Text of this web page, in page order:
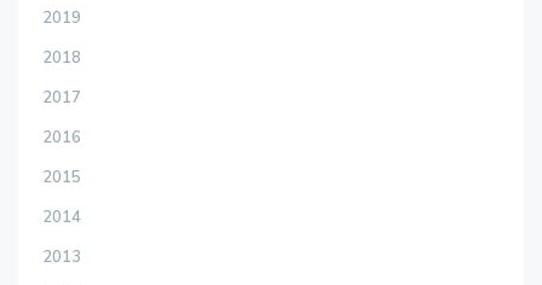
2019
2018
2017
2016
2015
2014
2013